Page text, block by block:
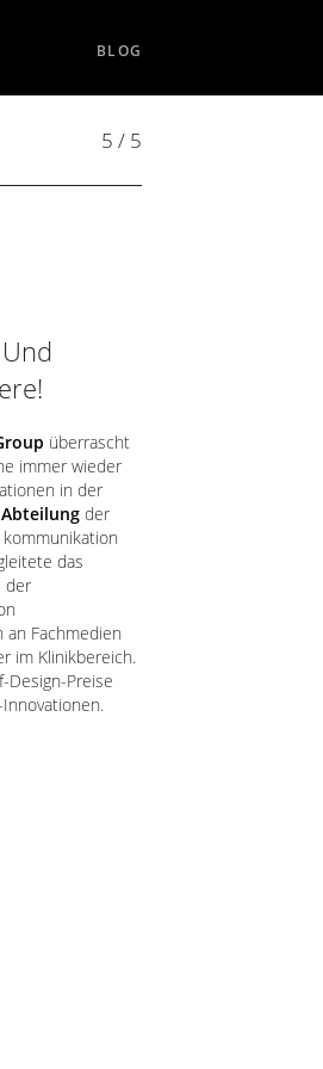
BLOG
5 / 5
überrascht
immer wieder
in der
Abteilung der
das
der
Fachmedien
im Klinikbereich.
Design-Preise